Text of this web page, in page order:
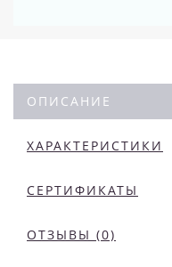
ОПИСАНИЕ
ХАРАКТЕРИСТИКИ
СЕРТИФИКАТЫ
ОТЗЫВЫ (0)